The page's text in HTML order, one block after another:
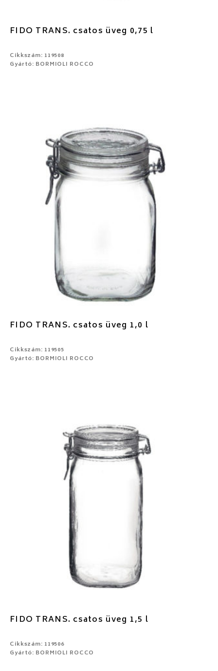
FIDO TRANS. csatos üveg 0,75 l
Cikkszám: 119508
Gyártó: BORMIOLI ROCCO
FIDO TRANS. csatos üveg 1,0 l
Cikkszám: 119505
Gyártó: BORMIOLI ROCCO
FIDO TRANS. csatos üveg 1,5 l
Cikkszám: 119506
Gyártó: BORMIOLI ROCCO